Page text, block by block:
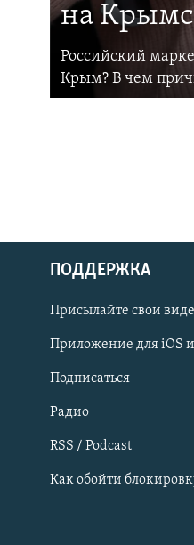
Українською
Qırımtatar
ПРИСОЕДИНЯЙТЕСЬ!
на
Российский
Крым? В чем
ПОДДЕРЖКА
Присылайте свои
Приложение для iOS
Подписаться
Радио
RSS / Podcast
Как обойти